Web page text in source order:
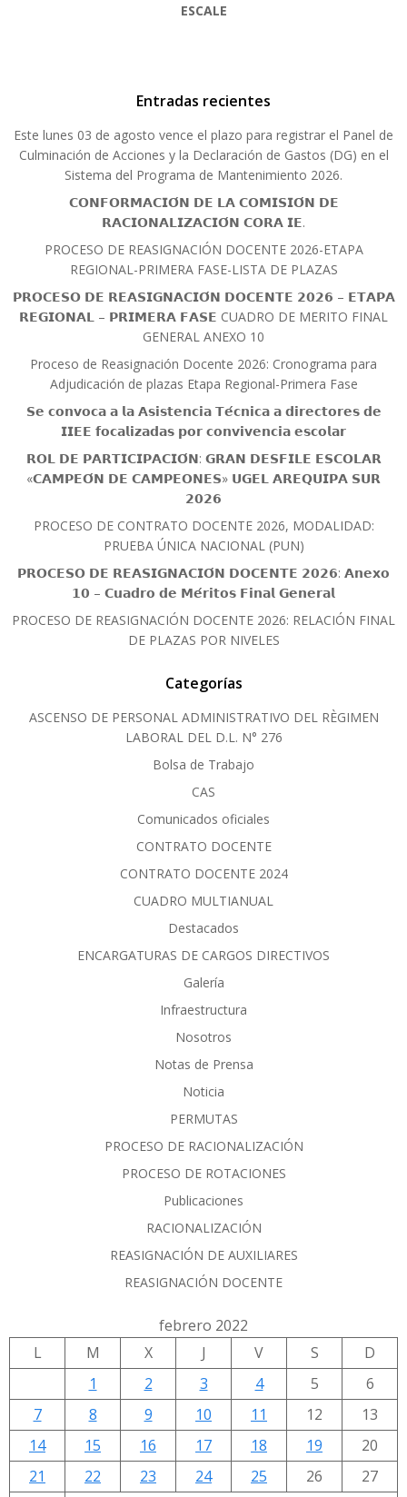
ESCALE
Entradas recientes
Este lunes 03 de agosto vence el plazo para registrar el Panel de
Culminación de Acciones y la Declaración de Gastos (DG) en el
Sistema del Programa de Mantenimiento 2026.
𝗖𝗢𝗡𝗙𝗢𝗥𝗠𝗔𝗖𝗜𝗢́𝗡 𝗗𝗘 𝗟𝗔 𝗖𝗢𝗠𝗜𝗦𝗜𝗢́𝗡 𝗗𝗘
𝗥𝗔𝗖𝗜𝗢𝗡𝗔𝗟𝗜𝗭𝗔𝗖𝗜𝗢́𝗡 𝗖𝗢𝗥𝗔 𝗜𝗘.
PROCESO DE REASIGNACIÓN DOCENTE 2026-ETAPA
REGIONAL-PRIMERA FASE-LISTA DE PLAZAS
𝗣𝗥𝗢𝗖𝗘𝗦𝗢 𝗗𝗘 𝗥𝗘𝗔𝗦𝗜𝗚𝗡𝗔𝗖𝗜𝗢́𝗡 𝗗𝗢𝗖𝗘𝗡𝗧𝗘 𝟮𝟬𝟮𝟲 – 𝗘𝗧𝗔𝗣𝗔
𝗥𝗘𝗚𝗜𝗢𝗡𝗔𝗟 – 𝗣𝗥𝗜𝗠𝗘𝗥𝗔 𝗙𝗔𝗦𝗘 CUADRO DE MERITO FINAL
GENERAL ANEXO 10
Proceso de Reasignación Docente 2026: Cronograma para
Adjudicación de plazas Etapa Regional-Primera Fase
𝗦𝗲 𝗰𝗼𝗻𝘃𝗼𝗰𝗮 𝗮 𝗹𝗮 𝗔𝘀𝗶𝘀𝘁𝗲𝗻𝗰𝗶𝗮 𝗧𝗲́𝗰𝗻𝗶𝗰𝗮 𝗮 𝗱𝗶𝗿𝗲𝗰𝘁𝗼𝗿𝗲𝘀 𝗱𝗲
𝗜𝗜𝗘𝗘 𝗳𝗼𝗰𝗮𝗹𝗶𝘇𝗮𝗱𝗮𝘀 𝗽𝗼𝗿 𝗰𝗼𝗻𝘃𝗶𝘃𝗲𝗻𝗰𝗶𝗮 𝗲𝘀𝗰𝗼𝗹𝗮𝗿
𝗥𝗢𝗟 𝗗𝗘 𝗣𝗔𝗥𝗧𝗜𝗖𝗜𝗣𝗔𝗖𝗜𝗢́𝗡: 𝗚𝗥𝗔𝗡 𝗗𝗘𝗦𝗙𝗜𝗟𝗘 𝗘𝗦𝗖𝗢𝗟𝗔𝗥
«𝗖𝗔𝗠𝗣𝗘𝗢́𝗡 𝗗𝗘 𝗖𝗔𝗠𝗣𝗘𝗢𝗡𝗘𝗦» 𝗨𝗚𝗘𝗟 𝗔𝗥𝗘𝗤𝗨𝗜𝗣𝗔 𝗦𝗨𝗥
𝟮𝟬𝟮𝟲
PROCESO DE CONTRATO DOCENTE 2026, MODALIDAD:
PRUEBA ÚNICA NACIONAL (PUN)
𝗣𝗥𝗢𝗖𝗘𝗦𝗢 𝗗𝗘 𝗥𝗘𝗔𝗦𝗜𝗚𝗡𝗔𝗖𝗜𝗢́𝗡 𝗗𝗢𝗖𝗘𝗡𝗧𝗘 𝟮𝟬𝟮𝟲: 𝗔𝗻𝗲𝘅𝗼
𝟭𝟬 – 𝗖𝘂𝗮𝗱𝗿𝗼 𝗱𝗲 𝗠𝗲́𝗿𝗶𝘁𝗼𝘀 𝗙𝗶𝗻𝗮𝗹 𝗚𝗲𝗻𝗲𝗿𝗮𝗹
PROCESO DE REASIGNACIÓN DOCENTE 2026: RELACIÓN FINAL
DE PLAZAS POR NIVELES
Categorías
ASCENSO DE PERSONAL ADMINISTRATIVO DEL RÈGIMEN
LABORAL DEL D.L. N° 276
Bolsa de Trabajo
CAS
Comunicados oficiales
CONTRATO DOCENTE
CONTRATO DOCENTE 2024
CUADRO MULTIANUAL
Destacados
ENCARGATURAS DE CARGOS DIRECTIVOS
Galería
Infraestructura
Nosotros
Notas de Prensa
Noticia
PERMUTAS
PROCESO DE RACIONALIZACIÓN
PROCESO DE ROTACIONES
Publicaciones
RACIONALIZACIÓN
REASIGNACIÓN DE AUXILIARES
REASIGNACIÓN DOCENTE
febrero 2022
L
M X J V S
D
1
2 3 4 5
6
7
8 9 10 11 12
13
14
15 16 17 18 19
20
21
22 23 24 25 26
27